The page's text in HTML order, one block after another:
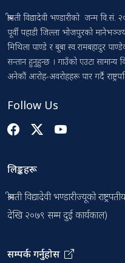
श्रीमती विद्यादेवी भण्डारीको जन्म
पूर्वी पहाडी जिल्ला भोजपुरको
मिथिला पाण्डे र बुबा स्व.रामबहादुर
सन्तान हुनुहुन्छ । गाउँको एउटा सामान्य
अनेकौं आरोह-अवरोहहरू पार गर्दै
Follow Us
लिङ्कहरू
श्रीमती विद्यादेवी भण्डारीज्यूको
देखि २०७९ सम्म दुई कार्यकाल)
सम्पर्क गर्नुहोस